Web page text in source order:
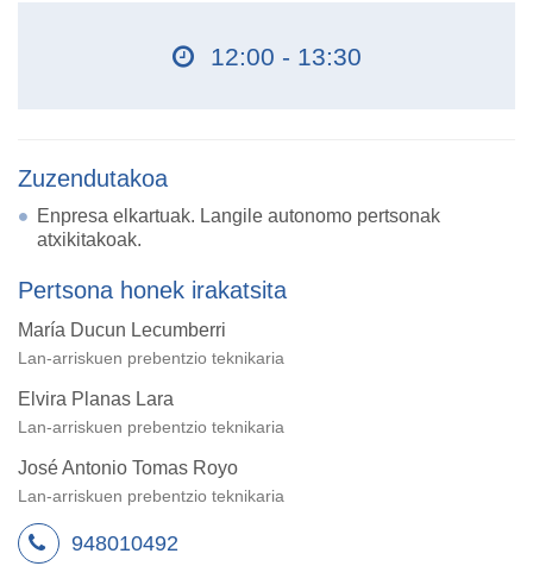
12:00 - 13:30
Zuzendutakoa
Enpresa elkartuak. Langile autonomo pertsonak
atxikitakoak.
Pertsona honek irakatsita
María Ducun Lecumberri
Lan-arriskuen prebentzio teknikaria
Elvira Planas Lara
Lan-arriskuen prebentzio teknikaria
José Antonio Tomas Royo
Lan-arriskuen prebentzio teknikaria
948010492